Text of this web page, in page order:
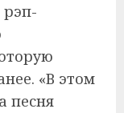
«В этом
песня